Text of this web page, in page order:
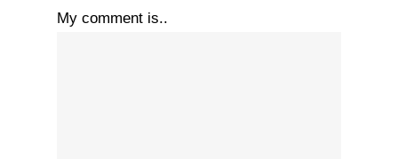
My comment is..